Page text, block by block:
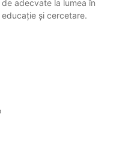
adecvate la lumea în
și cercetare.